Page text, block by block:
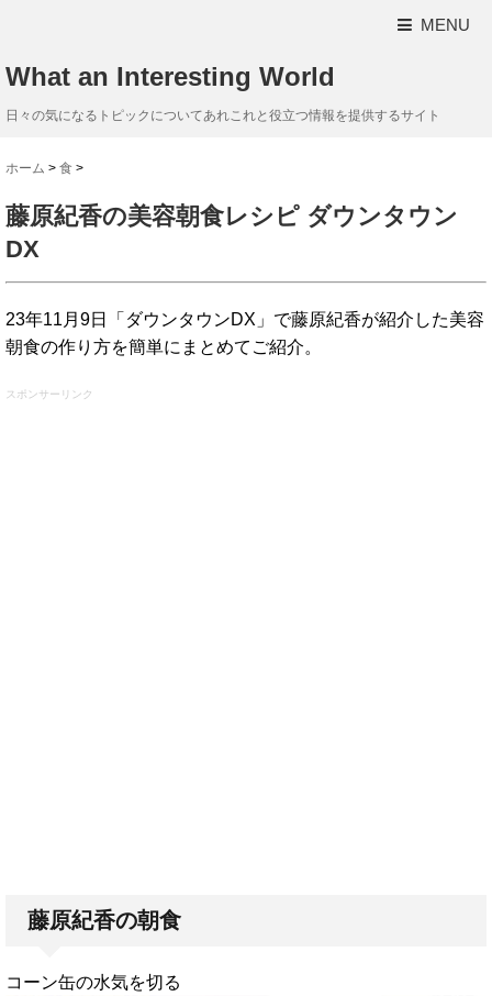
MENU
What an Interesting World
日々の気になるトピックについてあれこれと役立つ情報を提供するサイト
ホーム > 食 >
藤原紀香の美容朝食レシピ ダウンタウン
DX
23年11月9日「ダウンタウンDX」で藤原紀香が紹介した美容
朝食の作り方を簡単にまとめてご紹介。
スポンサーリンク
藤原紀香の朝食
コーン缶の水気を切る